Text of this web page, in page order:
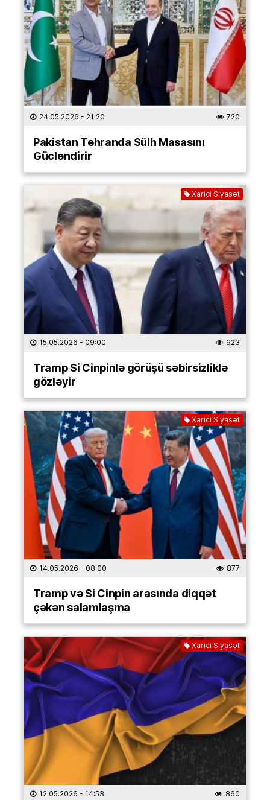
24.05.2026 - 21:20 720
Pakistan Tehranda Sülh Masasını
Gücləndirir
Xarici Siyasət
15.05.2026 - 09:00 923
Tramp Si Cinpinlə görüşü səbirsizliklə
gözləyir
Xarici Siyasət
14.05.2026 - 08:00 877
Tramp və Si Cinpin arasında diqqət
çəkən salamlaşma
Xarici Siyasət
12.05.2026 - 14:53 860